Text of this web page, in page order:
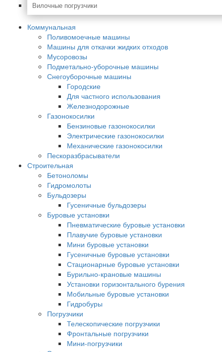
Вилочные погрузчики
Коммунальная
Поливомоечные машины
Машины для откачки жидких отходов
Мусоровозы
Подметально-уборочные машины
Снегоуборочные машины
Городские
Для частного использования
Железнодорожные
Газонокосилки
Бензиновые газонокосилки
Электрические газонокосилки
Механические газонокосилки
Пескоразбрасыватели
Строительная
Бетоноломы
Гидромолоты
Бульдозеры
Гусеничные бульдозеры
Буровые установки
Пневматические буровые установки
Плавучие буровые установки
Мини буровые установки
Гусеничные буровые установки
Стационарные буровые установки
Бурильно-крановые машины
Установки горизонтального бурения
Мобильные буровые установки
Гидробуры
Погрузчики
Телескопические погрузчики
Фронтальные погрузчики
Мини-погрузчики